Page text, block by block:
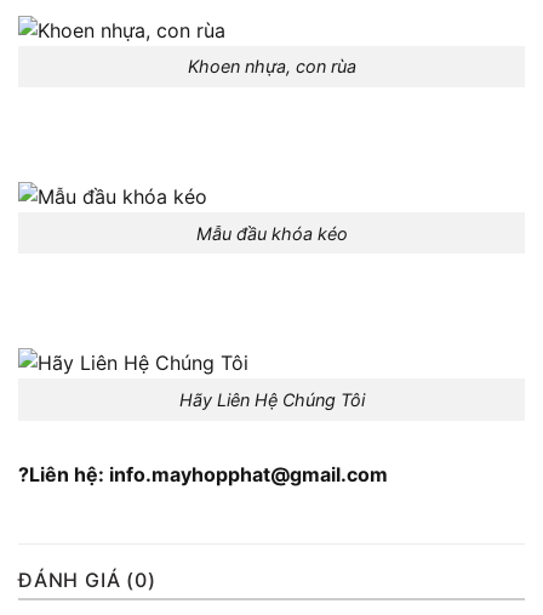
Khoen nhựa, con rùa
Mẫu đầu khóa kéo
Hãy Liên Hệ Chúng Tôi
?Liên hệ: info.mayhopphat@gmail.com
ĐÁNH GIÁ (0)